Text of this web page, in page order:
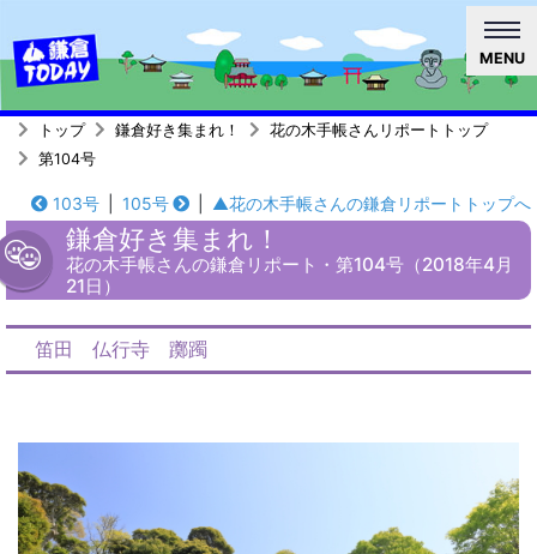
MENU
トップ 鎌倉好き集まれ！
花の木手帳さんリポートトップ
第104号
103号 105号 ▲花の木手帳さんの鎌倉リポートトップへ
鎌倉好き集まれ！
花の木手帳さんの鎌倉リポート・第104号（2018年4月
21日）
笛田 仏行寺 躑躅